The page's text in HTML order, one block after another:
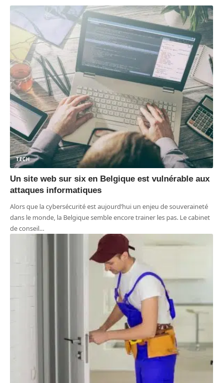
TECH
Un site web sur six en Belgique est vulnérable aux
attaques informatiques
Alors que la cybersécurité est aujourd’hui un enjeu de souveraineté
dans le monde, la Belgique semble encore trainer les pas. Le cabinet
de conseil…